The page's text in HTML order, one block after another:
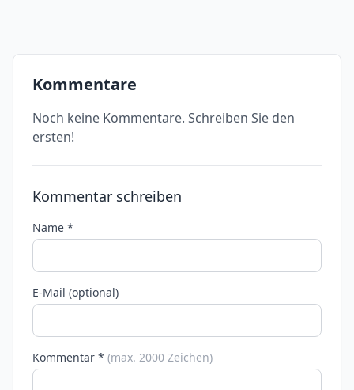
Kommentare
Noch keine Kommentare. Schreiben Sie den
ersten!
Kommentar schreiben
Name *
E-Mail (optional)
Kommentar * (max. 2000 Zeichen)